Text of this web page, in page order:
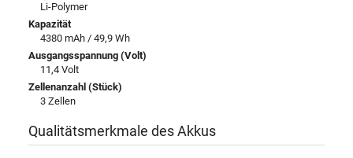
Li-Polymer
Kapazität
4380 mAh / 49,9 Wh
Ausgangsspannung (Volt)
11,4 Volt
Zellenanzahl (Stück)
3 Zellen
Qualitätsmerkmale des Akkus